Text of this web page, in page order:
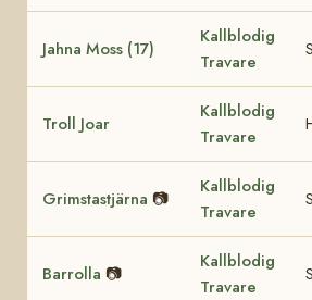
Jahna Moss (17)
Kallblodig
Travare
Troll Joar
Kallblodig
Travare
Grimstastjärna 📷
Kallblodig
Travare
Barrolla 📷
Kallblodig
Travare